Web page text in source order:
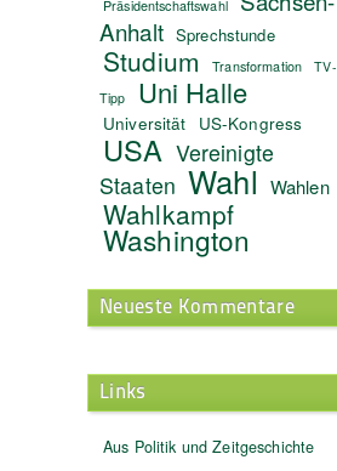
Präsidentschaftswahl
Anhalt Sprechstunde
Studium Transformation
TV-
Tipp
Uni Halle
Universität US-Kongress
USA Vereinigte
Staaten Wahl Wahlen
Wahlkampf
Washington
Neueste Kommentare
Links
Aus Politik und Zeitgeschichte